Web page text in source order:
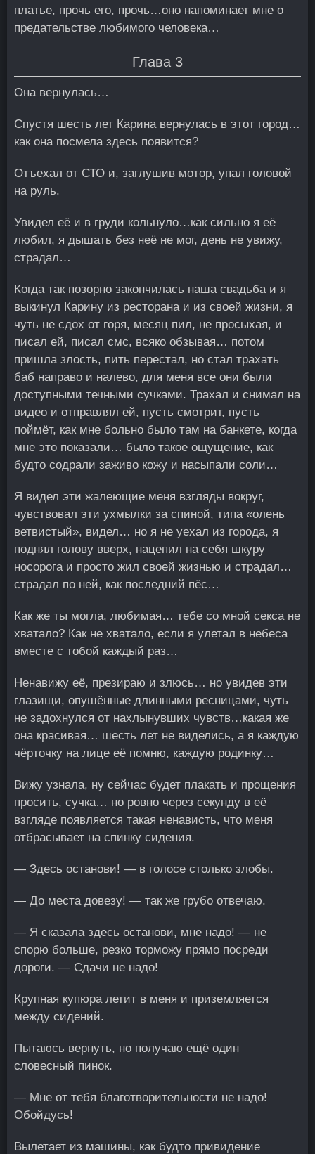
платье, прочь его, прочь…оно напоминает мне о
предательстве любимого человека…
Глава 3
Она вернулась…
Спустя шесть лет Карина вернулась в этот город…
как она посмела здесь появится?
Отъехал от СТО и, заглушив мотор, упал головой
на руль.
Увидел её и в груди кольнуло…как сильно я её
любил, я дышать без неё не мог, день не увижу,
страдал…
Когда так позорно закончилась наша свадьба и я
выкинул Карину из ресторана и из своей жизни, я
чуть не сдох от горя, месяц пил, не просыхая, и
писал ей, писал смс, всяко обзывая… потом
пришла злость, пить перестал, но стал трахать
баб направо и налево, для меня все они были
доступными течными сучками. Трахал и снимал на
видео и отправлял ей, пусть смотрит, пусть
поймёт, как мне больно было там на банкете, когда
мне это показали… было такое ощущение, как
будто содрали заживо кожу и насыпали соли…
Я видел эти жалеющие меня взгляды вокруг,
чувствовал эти ухмылки за спиной, типа «олень
ветвистый», видел… но я не уехал из города, я
поднял голову вверх, нацепил на себя шкуру
носорога и просто жил своей жизнью и страдал…
страдал по ней, как последний пёс…
Как же ты могла, любимая… тебе со мной секса не
хватало? Как не хватало, если я улетал в небеса
вместе с тобой каждый раз…
Ненавижу её, презираю и злюсь… но увидев эти
глазищи, опушённые длинными ресницами, чуть
не задохнулся от нахлынувших чувств…какая же
она красивая… шесть лет не виделись, а я каждую
чёрточку на лице её помню, каждую родинку…
Вижу узнала, ну сейчас будет плакать и прощения
просить, сучка… но ровно через секунду в её
взгляде появляется такая ненависть, что меня
отбрасывает на спинку сидения.
— Здесь останови! — в голосе столько злобы.
— До места довезу! — так же грубо отвечаю.
— Я сказала здесь останови, мне надо! — не
спорю больше, резко торможу прямо посреди
дороги. — Сдачи не надо!
Крупная купюра летит в меня и приземляется
между сидений.
Пытаюсь вернуть, но получаю ещё один
словесный пинок.
— Мне от тебя благотворительности не надо!
Обойдусь!
Вылетает из машины, как будто привидение